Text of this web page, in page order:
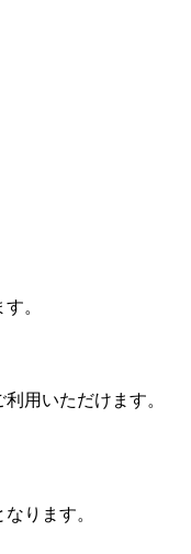
。
用いただけます。
ります。